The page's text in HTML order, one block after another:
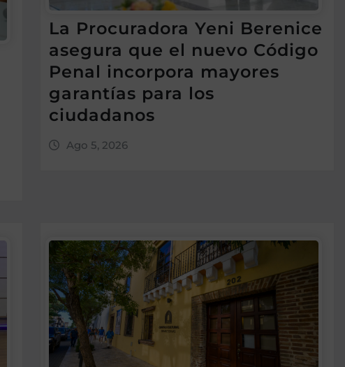
La Procuradora Yeni Berenice
asegura que el nuevo Código
Penal incorpora mayores
garantías para los
ciudadanos
Ago 5, 2026